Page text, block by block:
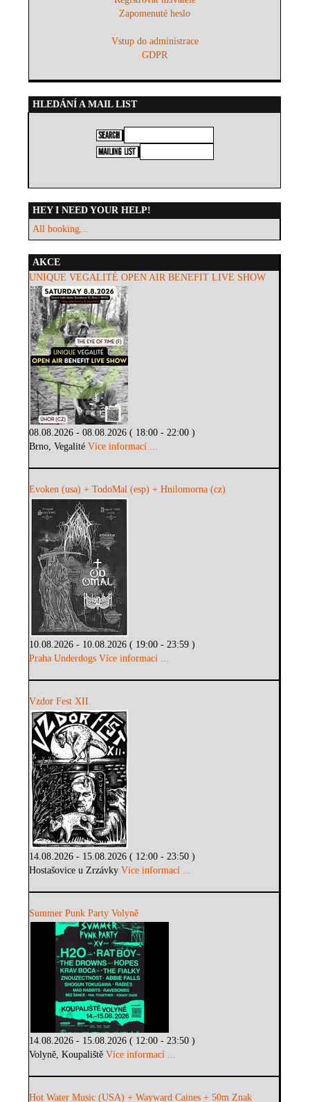
Zapomenuté heslo
Vstup do administrace
GDPR
HLEDÁNÍ A MAIL LIST
HEY I NEED YOUR HELP!
All booking...
AKCE
UNIQUE VEGALITÉ OPEN AIR BENEFIT LIVE SHOW
08.08.2026 - 08.08.2026 ( 18:00 - 22:00 )
Brno, VegalitéVíce informací ...
Evoken (usa) + TodoMal (esp) + Hnilomorna (cz)
10.08.2026 - 10.08.2026 ( 19:00 - 23:59 )
Praha Underdogs Více informací ...
Vzdor Fest XII.
14.08.2026 - 15.08.2026 ( 12:00 - 23:50 )
Hostašovice u ZrzávkyVíce informací ...
Summer Punk Party Volyně
14.08.2026 - 15.08.2026 ( 12:00 - 23:50 )
Volyně, KoupalištěVíce informací ...
Hot Water Music (USA) + Wayward Caines + 50m Znak